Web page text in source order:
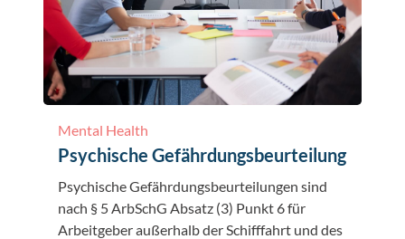
Mental Health
Psychische Gefährdungsbeurteilung
Psychische Gefährdungsbeurteilungen sind
nach § 5 ArbSchG Absatz (3) Punkt 6 für
Arbeitgeber außerhalb der Schifffahrt und des